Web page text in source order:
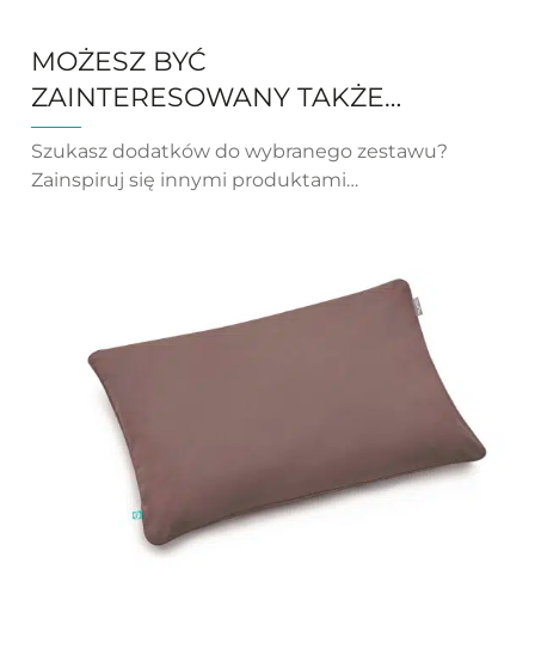
MOŻESZ BYĆ
ZAINTERESOWANY TAKŻE…
Szukasz dodatków do wybranego zestawu?
Zainspiruj się innymi produktami…